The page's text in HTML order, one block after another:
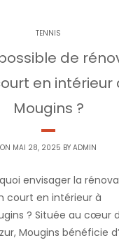
TENNIS
de
en intérieur
Mougins ?
ON MAI 28, 2025 BY ADMIN
envisager la
court en intérieur à
? Située au cœur
Mougins bénéficie